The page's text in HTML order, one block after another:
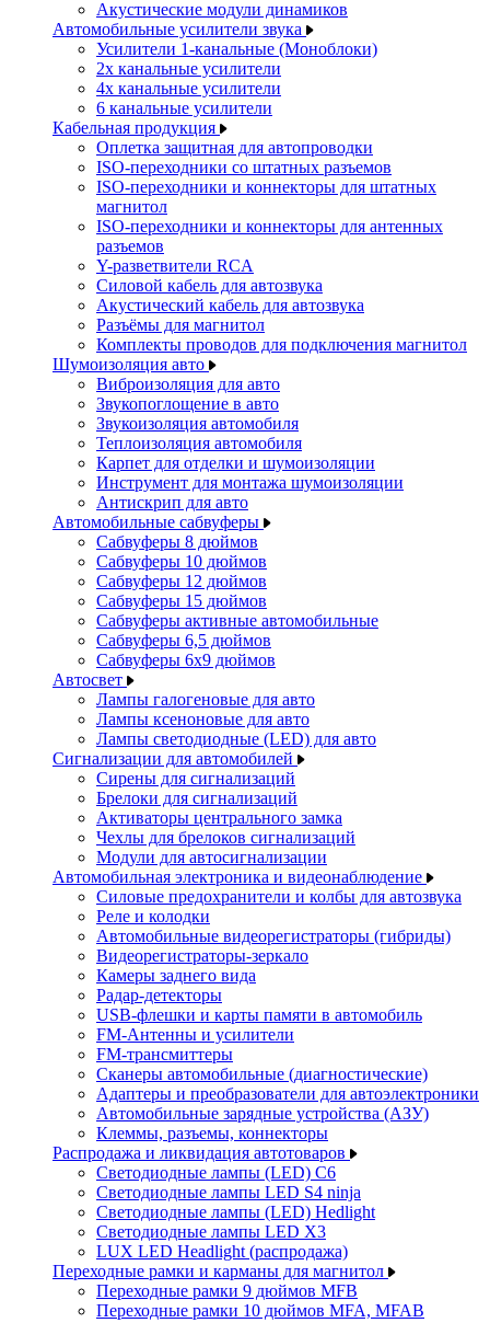
Акустические модули динамиков
Автомобильные усилители звука
Усилители 1-канальные (Моноблоки)
2х канальные усилители
4х канальные усилители
6 канальные усилители
Кабельная продукция
Оплетка защитная для автопроводки
ISO-переходники со штатных разъемов
ISO-переходники и коннекторы для штатных
магнитол
ISO-переходники и коннекторы для антенных
разъемов
Y-разветвители RCA
Силовой кабель для автозвука
Акустический кабель для автозвука
Разъёмы для магнитол
Комплекты проводов для подключения магнитол
Шумоизоляция авто
Виброизоляция для авто
Звукопоглощение в авто
Звукоизоляция автомобиля
Теплоизоляция автомобиля
Карпет для отделки и шумоизоляции
Инструмент для монтажа шумоизоляции
Антискрип для авто
Автомобильные сабвуферы
Сабвуферы 8 дюймов
Сабвуферы 10 дюймов
Сабвуферы 12 дюймов
Сабвуферы 15 дюймов
Сабвуферы активные автомобильные
Сабвуферы 6,5 дюймов
Сабвуферы 6x9 дюймов
Автосвет
Лампы галогеновые для авто
Лампы ксеноновые для авто
Лампы светодиодные (LED) для авто
Сигнализации для автомобилей
Сирены для сигнализаций
Брелоки для сигнализаций
Активаторы центрального замка
Чехлы для брелоков сигнализаций
Модули для автосигнализации
Автомобильная электроника и видеонаблюдение
Силовые предохранители и колбы для автозвука
Реле и колодки
Автомобильные видеорегистраторы (гибриды)
Видеорегистраторы-зеркало
Камеры заднего вида
Радар-детекторы
USB-флешки и карты памяти в автомобиль
FM-Антенны и усилители
FM-трансмиттеры
Сканеры автомобильные (диагностические)
Адаптеры и преобразователи для автоэлектроники
Автомобильные зарядные устройства (АЗУ)
Клеммы, разъемы, коннекторы
Распродажа и ликвидация автотоваров
Светодиодные лампы (LED) C6
Светодиодные лампы LED S4 ninja
Светодиодные лампы (LED) Hedlight
Светодиодные лампы LED X3
LUX LED Headlight (распродажа)
Переходные рамки и карманы для магнитол
Переходные рамки 9 дюймов MFB
Переходные рамки 10 дюймов MFA, MFAB